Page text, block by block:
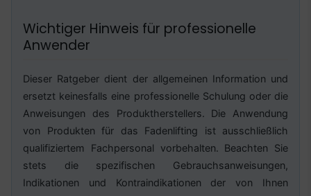
Wichtiger Hinweis für professionelle
Anwender
Dieser Ratgeber dient der allgemeinen Information und
ersetzt keinesfalls eine professionelle Schulung oder die
Anweisungen des Produktherstellers. Die Anwendung
von Produkten für das Fadenlifting ist ausschließlich
qualifiziertem Fachpersonal vorbehalten. Beachten Sie
stets die spezifischen Gebrauchsanweisungen,
Indikationen und Kontraindikationen der von Ihnen